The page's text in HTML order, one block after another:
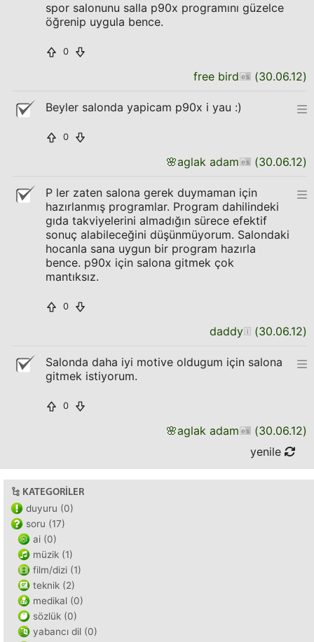
spor salonunu salla p90x programını güzelce
öğrenip uygula bence.
0
free bird (30.06.12)
Beyler salonda yapicam p90x i yau :)
0
🌸aglak adam (30.06.12)
P ler zaten salona gerek duymaman için
hazırlanmış programlar. Program dahilindeki
gıda takviyelerini almadığın sürece efektif
sonuç alabileceğini düşünmüyorum. Salondaki
hocanla sana uygun bir program hazırla
bence. p90x için salona gitmek çok
mantıksız.
0
daddy (30.06.12)
Salonda daha iyi motive oldugum için salona
gitmek istiyorum.
0
🌸aglak adam (30.06.12)
yenile
KATEGORILER
duyuru (0)
soru (17)
ai (0)
müzik (1)
film/dizi (1)
teknik (2)
medikal (0)
sözlük (0)
yabancı dil (0)